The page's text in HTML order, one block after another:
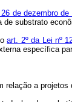
de dezembro de
de substrato
oart. 2º da Lei nº
específica
a